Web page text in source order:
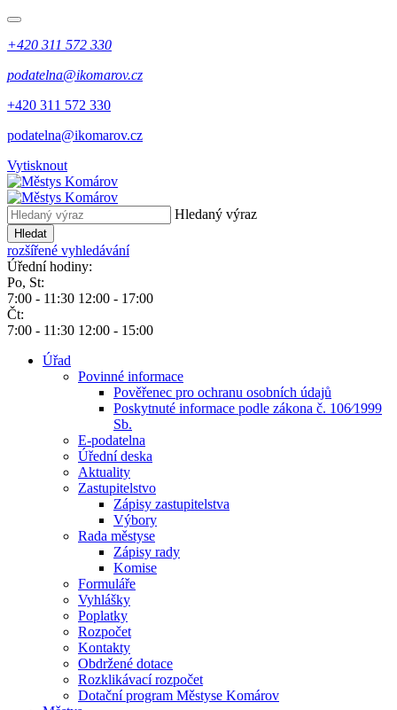
+420 311 572 330
podatelna@ikomarov.cz
+420 311 572 330
podatelna@ikomarov.cz
Vytisknout
Hledaný výraz
Hledat
rozšířené vyhledávání
Úřední hodiny:
Po, St:
7:00 - 11:30 12:00 - 17:00
Čt:
7:00 - 11:30 12:00 - 15:00
Úřad
Povinné informace
Pověřenec pro ochranu osobních údajů
Poskytnuté informace podle zákona č. 106⁄1999
Sb.
E-podatelna
Úřední deska
Aktuality
Zastupitelstvo
Zápisy zastupitelstva
Výbory
Rada městyse
Zápisy rady
Komise
Formuláře
Vyhlášky
Poplatky
Rozpočet
Kontakty
Obdržené dotace
Rozklikávací rozpočet
Dotační program Městyse Komárov